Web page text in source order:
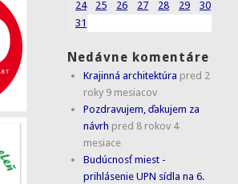
24
25 26 27 28 29
30
31
Nedávne komentáre
Krajinná architektúra pred 2
roky 9 mesiacov
Pozdravujem, ďakujem za
návrh pred 8 rokov 4
mesiace
Budúcnosť miest -
prihlásenie UPN sídla na 6.